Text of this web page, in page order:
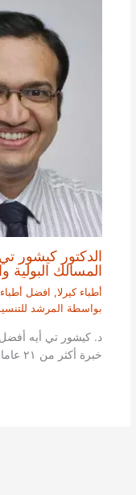
الدكتور كيشور
المسالك البولية
أطباء كيرلا, افضل أطباء
بواسطة المرشد
د. كيشور تي أيه
خبرة أكثر من ٢١ عاما، يعتبر الدكتور كيشور من […]